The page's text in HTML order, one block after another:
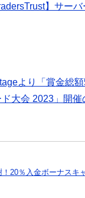
】サー
より「賞金総
ド大会 2023」開
20％入金ボーナスキ